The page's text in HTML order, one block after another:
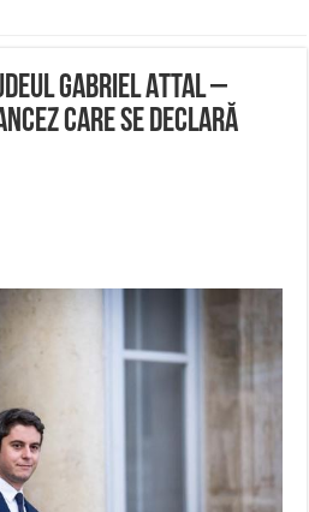
Gabriel Attal –
care se declară